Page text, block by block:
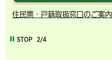
住民票・戸籍取扱窓口のご案内
STOP 2/4